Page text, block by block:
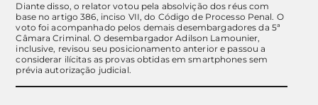
Diante disso, o relator votou pela absolvição dos réus com
base no artigo 386, inciso VII, do Código de Processo Penal. O
voto foi acompanhado pelos demais desembargadores da 5ª
Câmara Criminal. O desembargador Adilson Lamounier,
inclusive, revisou seu posicionamento anterior e passou a
considerar ilícitas as provas obtidas em smartphones sem
prévia autorização judicial.